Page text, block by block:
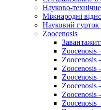
Науково-
Міжнародні
Науковий гурток
Zoocenosis
Zoocenosis
Zoocenosis